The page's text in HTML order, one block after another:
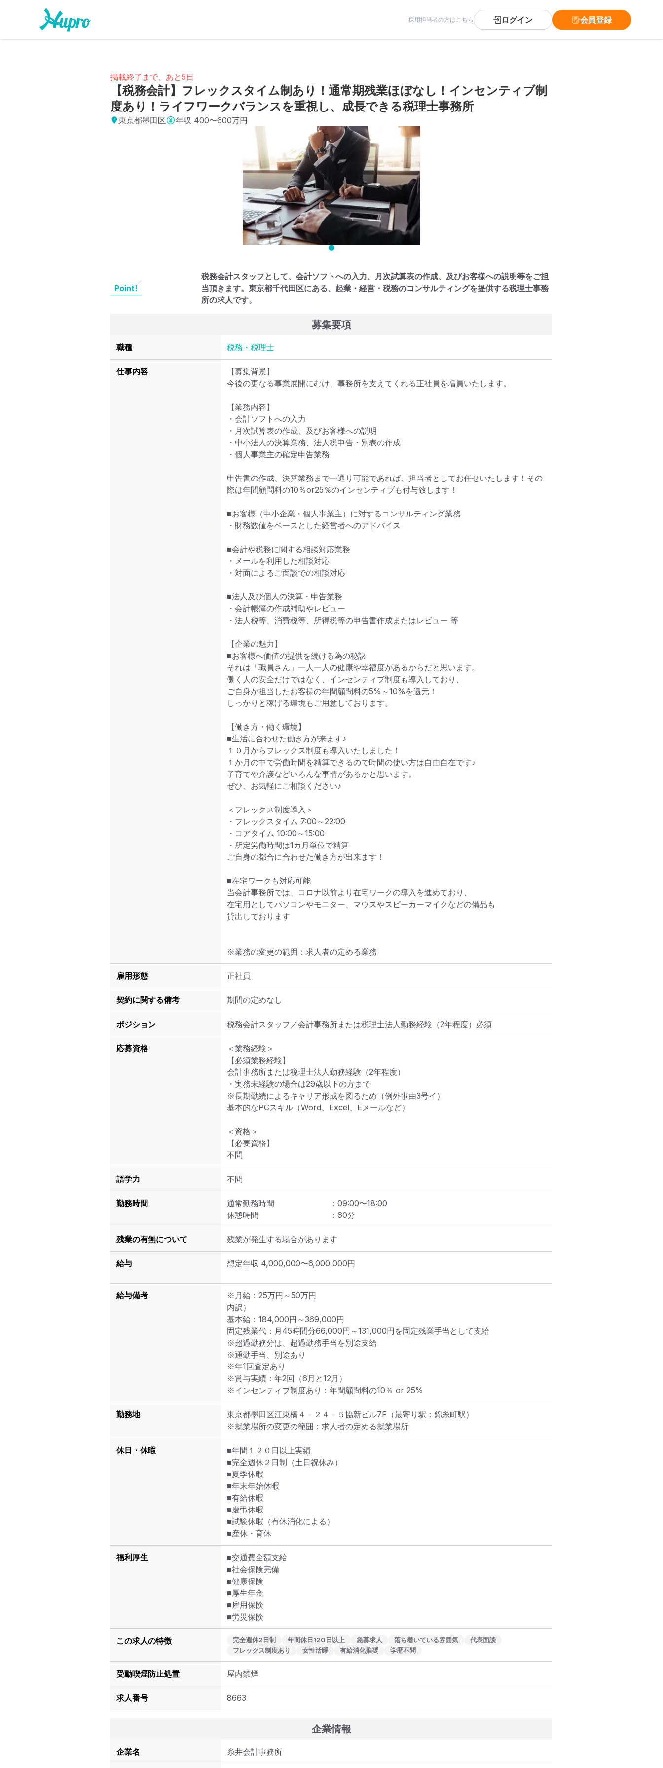
採用担当者の方はこちら ログイン 会員登録
掲載終了まで、あと5日
【税務会計】フレックスタイム制あり！通常期残業ほぼなし！インセンティブ制
度あり！ライフワークバランスを重視し、成長できる税理士事務所
東京都墨田区 年収 400〜600万円
Point!
税務会計スタッフとして、会計ソフトへの入力、月次試算表の作成、及びお客様への説明等をご担
当頂きます。東京都千代田区にある、起業・経営・税務のコンサルティングを提供する税理士事務
所の求人です。
募集要項
職種 税務・税理士
仕事内容
【募集背景】
今後の更なる事業展開にむけ、事務所を支えてくれる正社員を増員いたします。
【業務内容】
・会計ソフトへの入力
・月次試算表の作成、及びお客様への説明
・中小法人の決算業務、法人税申告・別表の作成
・個人事業主の確定申告業務
申告書の作成、決算業務まで一通り可能であれば、担当者としてお任せいたします！その
際は年間顧問料の10％or25％のインセンティブも付与致します！
■お客様（中小企業・個人事業主）に対するコンサルティング業務
・財務数値をベースとした経営者へのアドバイス
■会計や税務に関する相談対応業務
・メールを利用した相談対応
・対面によるご面談での相談対応
■法人及び個人の決算・申告業務
・会計帳簿の作成補助やレビュー
・法人税等、消費税等、所得税等の申告書作成またはレビュー 等
【企業の魅力】
■お客様へ価値の提供を続ける為の秘訣
それは「職員さん」一人一人の健康や幸福度があるからだと思います。
働く人の安全だけではなく、インセンティブ制度も導入しており、
ご自身が担当したお客様の年間顧問料の5%～10%を還元！
しっかりと稼げる環境もご用意しております。
【働き方・働く環境】
■生活に合わせた働き方が来ます♪
１０月からフレックス制度も導入いたしました！
１か月の中で労働時間を精算できるので時間の使い方は自由自在です♪
子育てや介護などいろんな事情があるかと思います。
ぜひ、お気軽にご相談ください♪
＜フレックス制度導入＞
・フレックスタイム 7:00～22:00
・コアタイム 10:00～15:00
・所定労働時間は1カ月単位で精算
ご自身の都合に合わせた働き方が出来ます！
■在宅ワークも対応可能
当会計事務所では、コロナ以前より在宅ワークの導入を進めており、
在宅用としてパソコンやモニター、マウスやスピーカーマイクなどの備品も
貸出しております
※業務の変更の範囲：求人者の定める業務
雇用形態 正社員
契約に関する備考 期間の定めなし
ポジション 税務会計スタッフ／会計事務所または税理士法人勤務経験（2年程度）必須
応募資格
＜業務経験＞
【必須業務経験】
会計事務所または税理士法人勤務経験（2年程度）
・実務未経験の場合は29歳以下の方まで
※長期勤続によるキャリア形成を図るため（例外事由3号イ）
基本的なPCスキル（Word、Excel、Eメールなど）
＜資格＞
【必要資格】
不問
語学力 不問
勤務時間 通常勤務時間 ： 09:00〜18:00
休憩時間
： 60分
残業の有無について 残業が発生する場合があります
給与 想定年収 4,000,000〜6,000,000円
給与備考
※月給：25万円～50万円
内訳）
基本給：184,000円～369,000円
固定残業代：月45時間分66,000円～131,000円を固定残業手当として支給
※超過勤務分は、超過勤務手当を別途支給
※通勤手当、別途あり
※年1回査定あり
※賞与実績：年2回（6月と12月）
※インセンティブ制度あり：年間顧問料の10％ or 25%
勤務地 東京都墨田区江東橋４－２４－５協新ビル7F （最寄り駅：錦糸町駅）
※就業場所の変更の範囲：求人者の定める就業場所
休日・休暇
■年間１２０日以上実績
■完全週休２日制（土日祝休み）
■夏季休暇
■年末年始休暇
■有給休暇
■慶弔休暇
■試験休暇（有休消化による）
■産休・育休
福利厚生
■交通費全額支給
■社会保険完備
■健康保険
■厚生年金
■雇用保険
■労災保険
この求人の特徴 完全週休2日制 年間休日120日以上 急募求人 落ち着いている雰囲気
代表面談
フレックス制度あり
女性活躍 有給消化推奨 学歴不問
受動喫煙防止処置 屋内禁煙
求人番号 8663
企業情報
企業名 糸井会計事務所